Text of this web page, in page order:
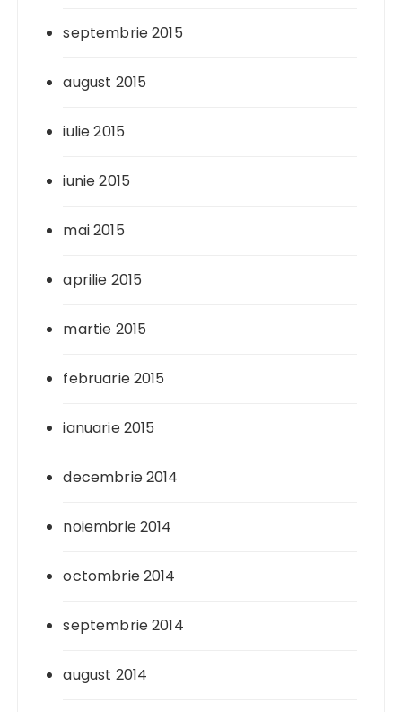
septembrie 2015
august 2015
iulie 2015
iunie 2015
mai 2015
aprilie 2015
martie 2015
februarie 2015
ianuarie 2015
decembrie 2014
noiembrie 2014
octombrie 2014
septembrie 2014
august 2014